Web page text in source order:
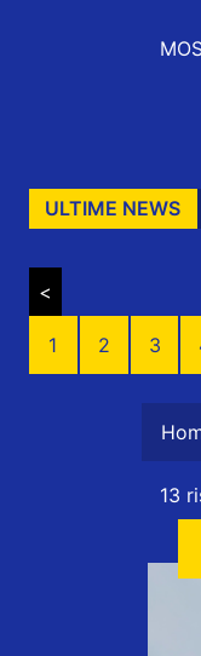
ULTIME NEWS
<
1 2 3
13